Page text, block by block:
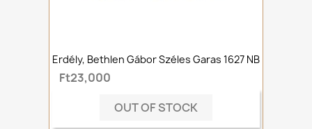
Erdély, Bethlen Gábor Széles Garas 1627 NB
Ft23,000
OUT OF STOCK